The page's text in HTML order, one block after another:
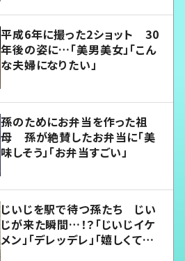
平成6年に撮った2ショット 30
年後の姿に…「美男美女」「こん
な夫婦になりたい」
孫のためにお弁当を作った祖
母 孫が絶賛したお弁当に「美
味しそう」「お弁当すごい」
じいじを駅で待つ孫たち じい
じが来た瞬間…！？「じいじイケ
メン」「デレッデレ」「嬉しくて可